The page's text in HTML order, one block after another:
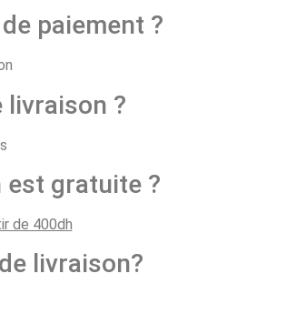
paiement ?
livraison ?
est gratuite ?
de 400dh
livraison?